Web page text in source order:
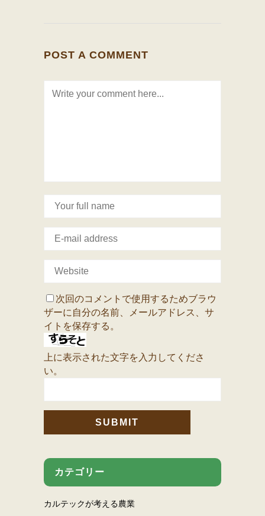
POST A COMMENT
次回のコメントで使用するためブラウ
ザーに自分の名前、メールアドレス、サ
イトを保存する。
上に表示された文字を入力してくださ
い。
カテゴリー
カルテックが考える農業